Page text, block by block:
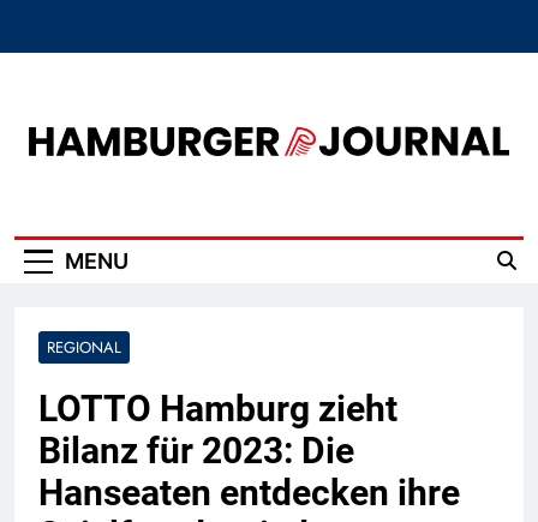
MENU
REGIONAL
LOTTO Hamburg zieht
Bilanz für 2023: Die
Hanseaten entdecken ihre